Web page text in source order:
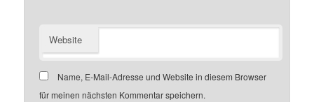
Website
Name, E-Mail-Adresse und Website in diesem Browser
für meinen nächsten Kommentar speichern.